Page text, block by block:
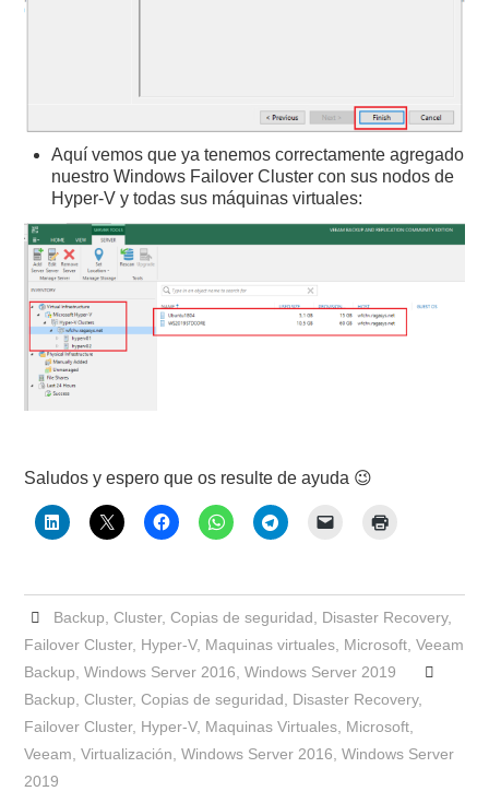
Aquí vemos que ya tenemos correctamente agregado
nuestro Windows Failover Cluster con sus nodos de
Hyper-V y todas sus máquinas virtuales:
Saludos y espero que os resulte de ayuda 😉
Backup Cluster, Copias de seguridad Disaster Recovery,
Failover Cluster, Hyper-V, Maquinas virtuales Microsoft ,Veeam
Backup ,Windows Server 2016 ,Windows Server 2019
Backup ,Cluster,Copias de seguridad Disaster Recovery,
Failover Cluster, Hyper-V, Maquinas Virtuales Microsoft
Veeam ,Virtualización ,Windows Server 2016 ,Windows Server
2019